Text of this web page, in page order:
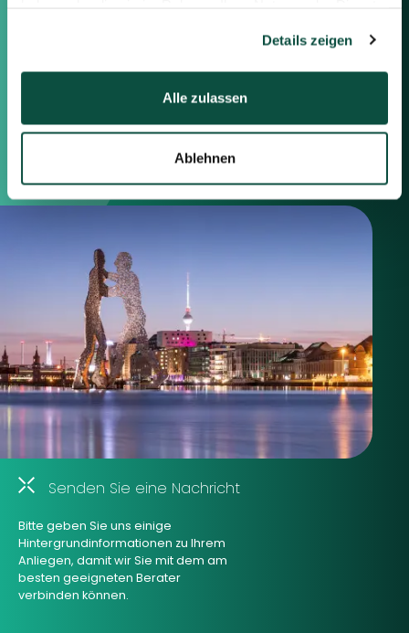
Details zeigen
Alle zulassen
Ablehnen
Saxenhammer Corporate Finance GmbH
Mommsenstraße 11
Senden Sie eine Nachricht
Bitte geben Sie uns einige
Hintergrundinformationen zu Ihrem
Anliegen, damit wir Sie mit dem am
besten geeigneten Berater
verbinden können.